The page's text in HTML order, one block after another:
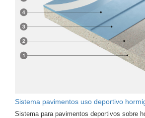
Sistema pavimentos uso deportivo
Sistema para pavimentos deportivos sobre